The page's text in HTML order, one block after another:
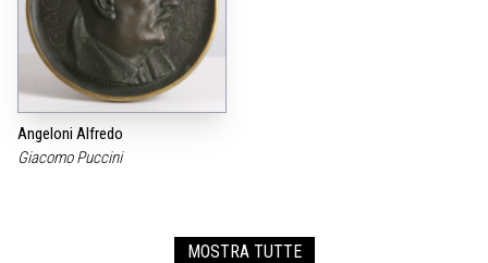
Angeloni Alfredo
Giacomo Puccini
MOSTRA TUTTE